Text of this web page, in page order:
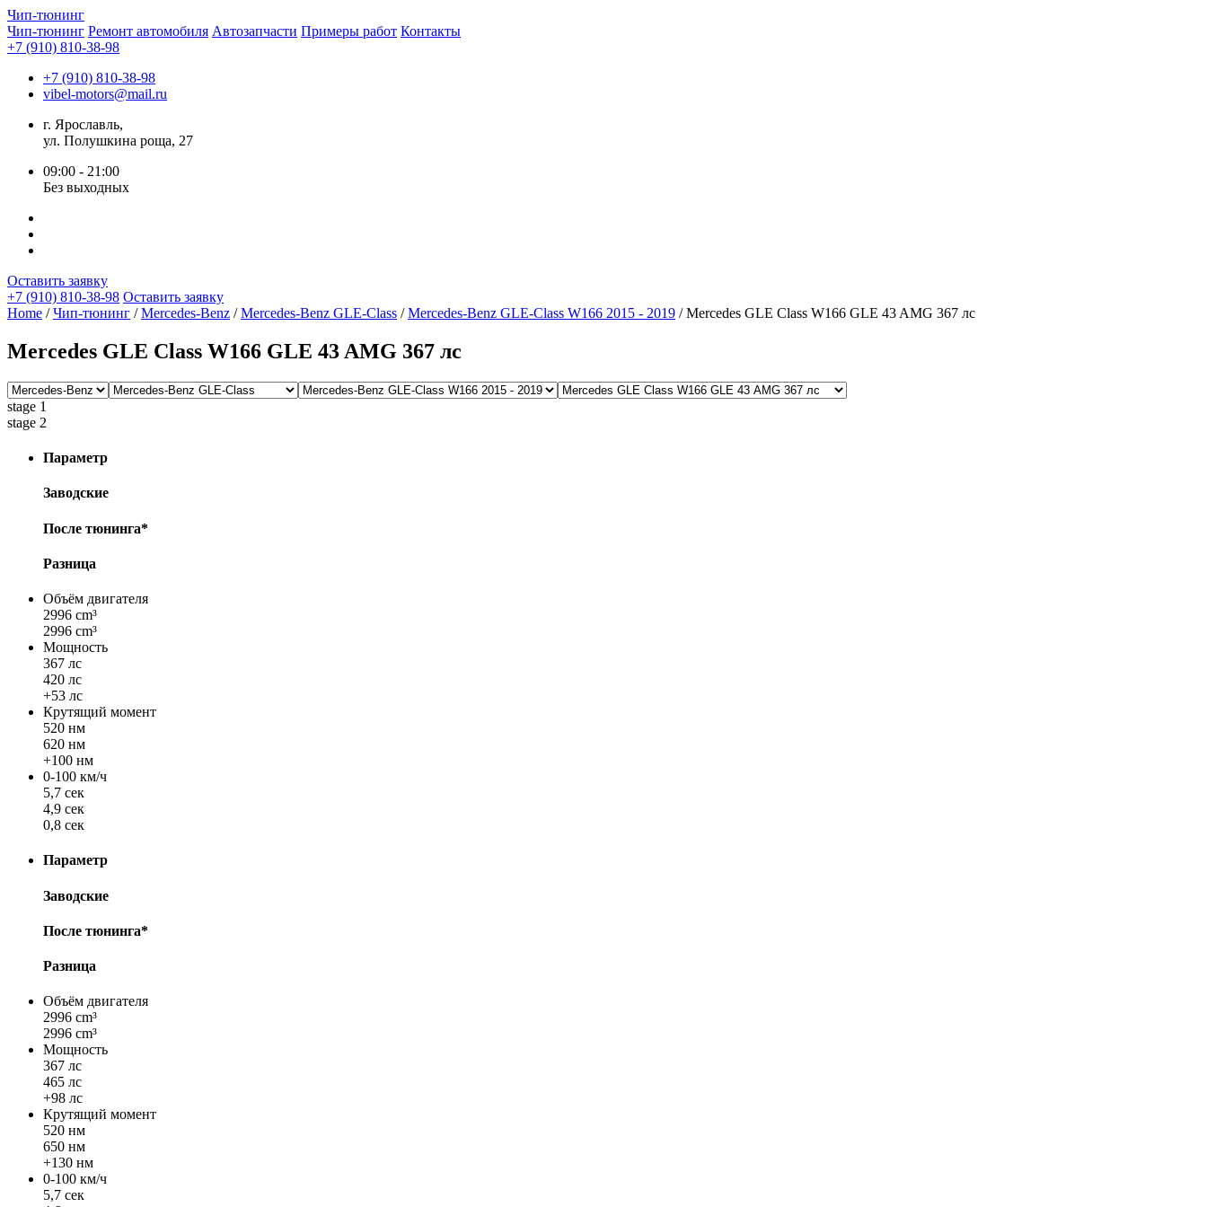
Чип-тюнинг
Чип-тюнинг Ремонт автомобиля Автозапчасти Примеры работ Контакты
+7 (910) 810-38-98
+7 (910) 810-38-98
vibel-motors@mail.ru
г. Ярославль,
ул. Полушкина роща, 27
09:00 - 21:00
Без выходных
Оставить заявку
+7 (910) 810-38-98 Оставить заявку
Home /Чип-тюнинг /Mercedes-Benz /Mercedes-Benz GLE-Class /Mercedes-Benz GLE-Class W166 2015 - 2019 / Mercedes GLE Class W166 GLE 43 AMG 367 лс
Mercedes GLE Class W166 GLE 43 AMG 367 лс
stage 1
stage 2
Параметр
Заводские
После тюнинга*
Разница
Объём двигателя
2996 cm³
2996 cm³
Мощность
367 лс
420 лс
+53 лс
Крутящий момент
520 нм
620 нм
+100 нм
0-100 км/ч
5,7 сек
4,9 сек
0,8 сек
Параметр
Заводские
После тюнинга*
Разница
Объём двигателя
2996 cm³
2996 cm³
Мощность
367 лс
465 лс
+98 лс
Крутящий момент
520 нм
650 нм
+130 нм
0-100 км/ч
5,7 сек